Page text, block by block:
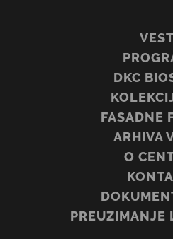
DKC
FASADNE
ARHIVA
O
PREUZIMANJE